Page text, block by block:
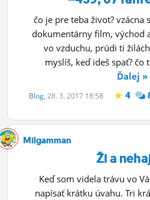
čo je pre teba život? vzácna
dokumentárny film, východ
vo vzduchu, prúdi ti
myslíš, keď ideš spať? čo
Ďalej »
Blog, 28. 3. 2017 18:58 4
Milgamman
Ži a
Keď som videla trávu vo
napísať krátku úvahu. Tri